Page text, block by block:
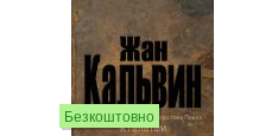
Безкоштовно